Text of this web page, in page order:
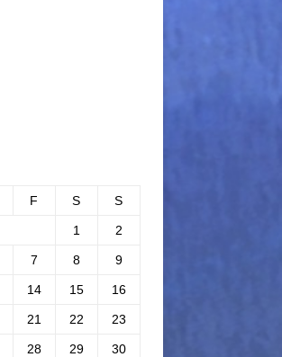
F S S
1 2
7 8 9
14 15 16
21 22 23
28 29 30